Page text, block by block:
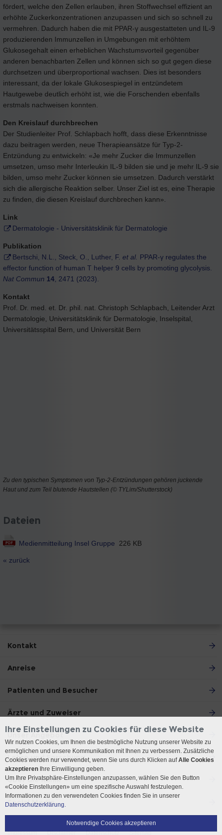
fördert, welche den Zellen erlauben, ihren Stoffwechsel effizient an
erhöhte Zuckerkonzentrationen anzupassen und sich so schnell zu
vermehren. Dadurch haben die mit PPAR-γ ausgestatteten und IL-9
produzierenden Immunzellen in Umgebungen mit erhöhtem
Glukosegehalt einen erheblichen Wachstumsvorteil gegenüber
anderen benachbarten Zellen und können sich so gut gegen diese
durchsetzen und überproportional wachsen. Dies ist besonders
interessant, da der lokale Glukosespiegel in entzündetem
Hautgewebe deutlich erhöht ist, wie die Forschenden ebenfalls
erstmals nachweisen konnten.
Den Kreislauf durchbrechen
Der Studienleiter Prof. Schlapbach hofft, dass diese Erkenntnisse
dazu beitragen werden, neue Therapieansätze für Typ-2-
Entzündung zu entwickeln: «Je mehr Zucker die Immunzellen
umsetzen, umso mehr Interleukin IL-9 bilden sie und je mehr IL-9 sie
bilden, umso mehr Zucker können sie umsetzen. Dadurch verstärkt
sich die allergische Reaktion selber. Unser Ziel ist es, eine Therapie
zu finden, die diesen Kreislauf durchbrechen kann».
Link
Dermatologie - Universitätsklinik für Dermatologie
Publikation
Bertschi, N.L., Steck, O., Luther, F. et al. PPAR-γ regulates the
effector function of human T helper 9 cells by promoting glycolysis.
Nat Commun 14 , 2471 (2023).
Kontakt
Prof. Dr. med. et. Dr. phil. nat. Christoph Schlapbach, Leitender Arzt
Dermatologie, Universitätsklinik für Dermatologie, Inselspital,
Universitätsspital Bern, und Universität Bern
Zu den typischen Symptomen von Typ-2-Entzündungen gehören juckende
Haut und zum Teil blutende Hautstellen (© TYLim/Shutterstock)
Dateien
Medienmitteilung Insel Gruppe 226 KB
« zurück
Kontakt
Anreise
Patienten und Besucher
Ärzte und Zuweiser
Unser Angebot
Lehre und Forschung
Über die Klinik
Social Media
Impressum Disclaimer Datenschutz Sitemap
Ihre Einstellungen zu Cookies für diese Website
Wir nutzen Cookies, um Ihnen die bestmögliche Nutzung unserer Website zu
ermöglichen und unsere Kommunikation mit Ihnen zu verbessern. Zusätzliche
Cookies werden nur verwendet, wenn Sie uns durch Klicken aufAlle Cookies
akzeptieren Ihre Einwilligung geben.
Um Ihre Privatsphäre-Einstellungen anzupassen, wählen Sie den Button
«Cookie Einstellungen» um eine spezifische Auswahl festzulegen.
Informationen zu den verwendeten Cookies finden Sie in unserer
Datenschutzerklärung.
Notwendige Cookies akzeptieren